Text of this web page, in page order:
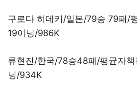
구로다 히데키/일본/79승 79패/
19이닝/986K
류현진/한국/78승48패/평균자
닝/934K